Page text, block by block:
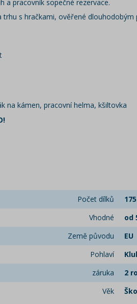
a pracovník sopečné rezervace.
s hračkami, ověřené
na kámen, pracovní helma, kšiltovka
Počet dílků
175
Vhodné
od
Země původu
EU
Pohlaví
záruka
2
Věk